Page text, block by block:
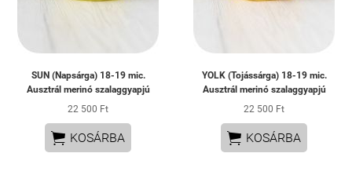
SUN (Napsárga) 18-19 mic.
Ausztrál merinó szalaggyapjú
22 500 Ft
 KOSÁRBA
YOLK (Tojássárga) 18-19 mic.
Ausztrál merinó szalaggyapjú
22 500 Ft
 KOSÁRBA